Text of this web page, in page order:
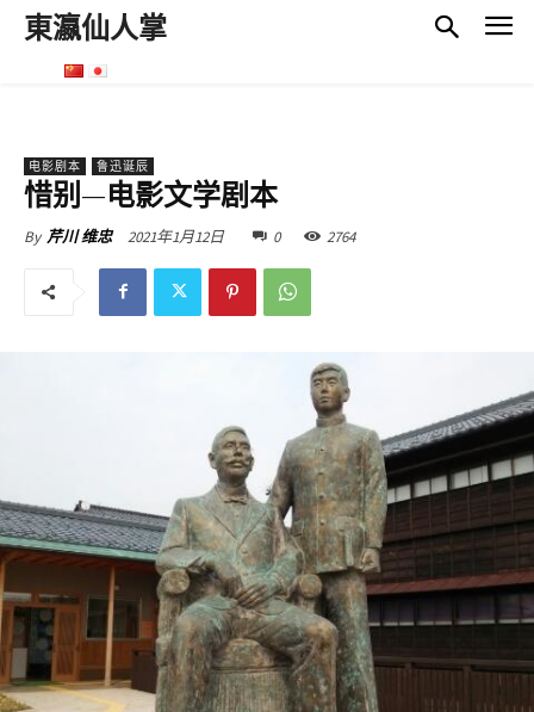
東瀛仙人掌
电影剧本 鲁迅诞辰
惜别—电影文学剧本
By 芹川 维忠 2021年1月12日 0 2764